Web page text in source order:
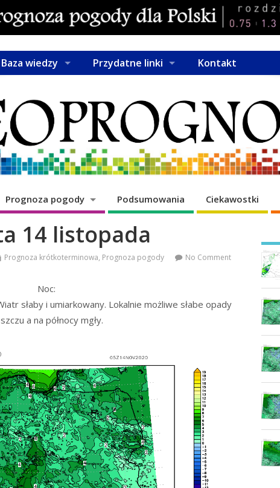
Baza wiedzy Przydatne linki Kontakt
Prognoza pogody Podsumowania Ciekawostki
14 listopada
Prognoza krótkoterminowa, Prognoza pogody No Comment
Noc:
słaby i umiarkowany. Lokalnie możliwe słabe opady
a na północy mgły.